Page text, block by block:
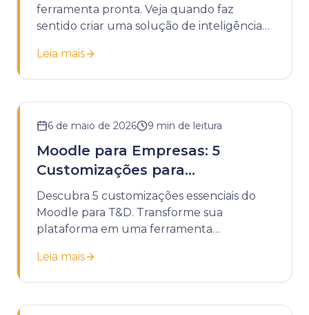
ferramenta pronta. Veja quando faz
sentido criar uma solução de inteligência
Leia mais
6 de maio de 2026 9 min de leitura
Moodle para Empresas: 5
Customizações para
Treinamentos de T&D
Descubra 5 customizações essenciais do
Moodle para T&D. Transforme sua
plataforma em uma ferramenta
eficazes.
Leia mais